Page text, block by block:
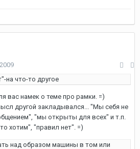
на что-то другое
вас намек о теме про рамки. =)
другой закладывался... "Мы себя не
"мы открыты для всех" и т.п.
хотим", "правил нет". =)
над образом машины в том или